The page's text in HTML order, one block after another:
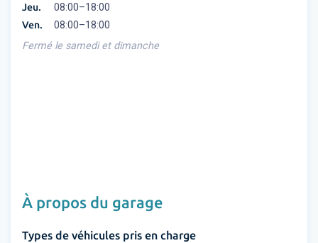
Jeu. 08:00–18:00
Ven.
08:00–18:00
Fermé le samedi et dimanche
À propos du garage
Types de véhicules pris en charge